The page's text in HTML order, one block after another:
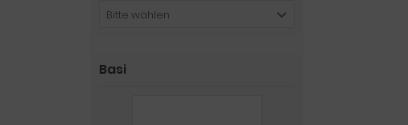
Bitte wählen
Basi